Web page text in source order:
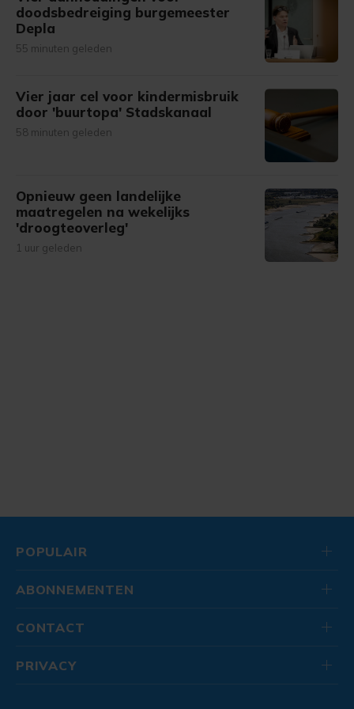
doodsbedreiging burgemeester
Depla
55 minuten geleden
Vier jaar cel voor kindermisbruik
door 'buurtopa' Stadskanaal
58 minuten geleden
Opnieuw geen landelijke
maatregelen na wekelijks
'droogteoverleg'
1 uur geleden
POPULAIR
ABONNEMENTEN
CONTACT
PRIVACY